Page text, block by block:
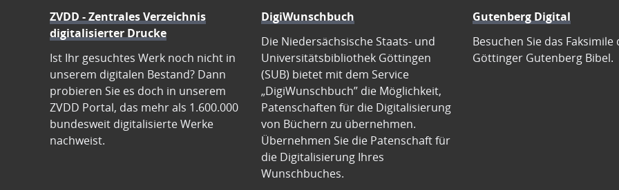
ZVDD - Zentrales Verzeichnis
digitalisierter Drucke
Ist Ihr gesuchtes Werk noch nicht in
unserem digitalen Bestand? Dann
probieren Sie es doch in unserem
ZVDD Portal, das mehr als 1.600.000
bundesweit digitalisierte Werke
nachweist.
DigiWunschbuch
Die Niedersächsische Staats- und
Universitätsbibliothek Göttingen
(SUB) bietet mit dem Service
„DigiWunschbuch” die Möglichkeit,
Patenschaften für die Digitalisierung
von Büchern zu übernehmen.
Übernehmen Sie die Patenschaft für
die Digitalisierung Ihres
Wunschbuches.
Gutenberg Digital
Besuchen Sie das Faksimile
Göttinger Gutenberg Bibel.